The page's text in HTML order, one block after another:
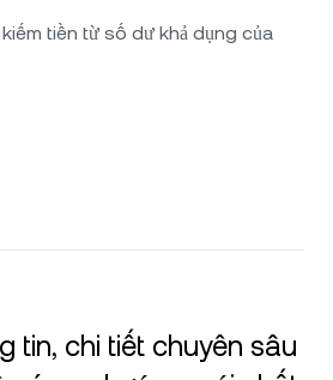
tiền từ số dư khả dụng của
tin, chi tiết chuyên sâu